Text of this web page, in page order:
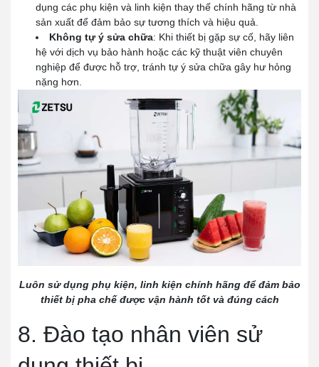
dụng các phụ kiện và linh kiện thay thế chính hãng từ nhà
sản xuất để đảm bảo sự tương thích và hiệu quả.
Không tự ý sửa chữa: Khi thiết bị gặp sự cố, hãy liên
hệ với dịch vụ bảo hành hoặc các kỹ thuật viên chuyên
nghiệp để được hỗ trợ, tránh tự ý sửa chữa gây hư hỏng
nặng hơn.
Luôn sử dụng phụ kiện, linh kiện chính hãng để đảm bảo
thiết bị pha chế được vận hành tốt và đúng cách
8. Đào tạo nhân viên sử